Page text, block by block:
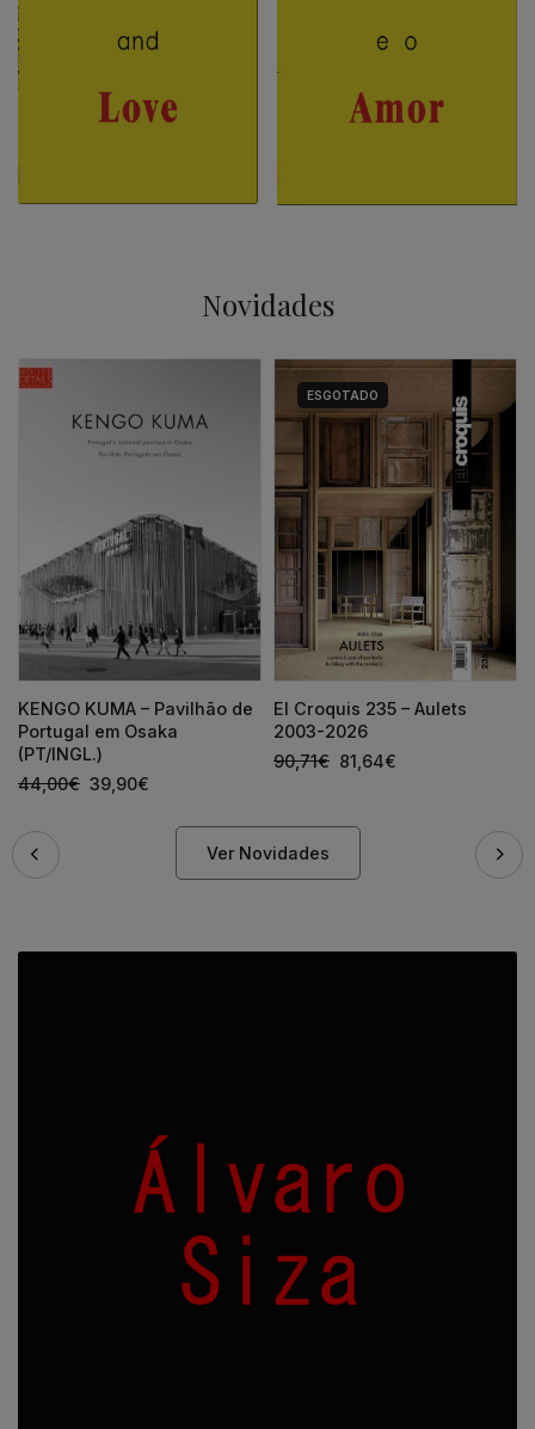
Novidades
KENGO KUMA – Pavilhão de
Portugal em Osaka
(PT/INGL.)
44,00€ 39,90€
ESGOTADO
El Croquis 235 – Aulets
2003-2026
90,71€ 81,64€
Ver Novidades